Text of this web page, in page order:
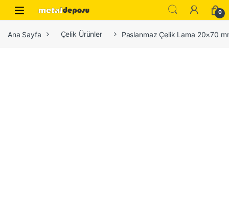
Skip to navigation
Skip to content
0
Ana Sayfa Çelik Ürünler Paslanmaz Çelik Lama 20×70